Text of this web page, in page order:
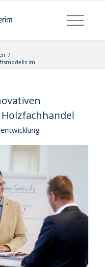
/
im